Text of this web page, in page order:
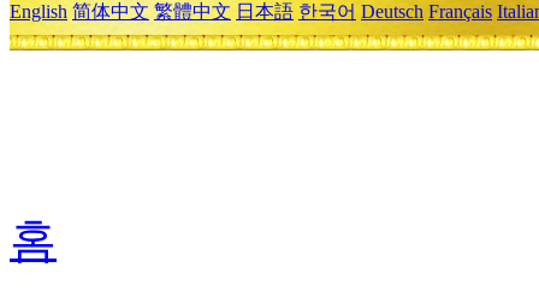
English 简体中文 繁體中文 日本語 한국어 Deutsch Français
홈